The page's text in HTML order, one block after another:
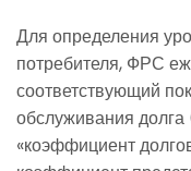
Для определения
потребителя, ФРС
соответствующий
обслуживания долга
«коэффициент